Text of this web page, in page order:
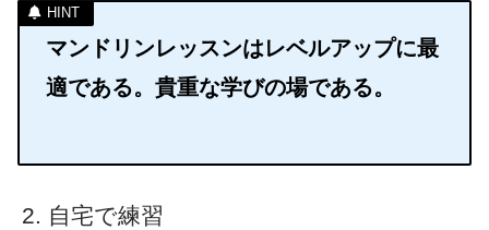
マンドリンレッスンはレベルアップに最
適である。貴重な学びの場である。
自宅で練習